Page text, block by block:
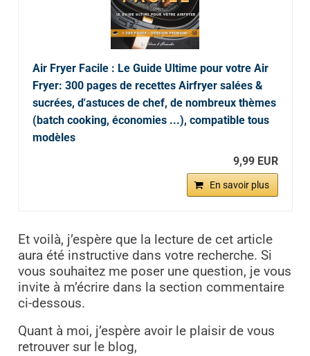
Air Fryer Facile : Le Guide Ultime pour votre Air
Fryer: 300 pages de recettes Airfryer salées &
sucrées, d'astuces de chef, de nombreux thèmes
(batch cooking, économies ...), compatible tous
modèles
9,99 EUR
En savoir plus
Et voilà, j’espère que la lecture de cet article
aura été instructive dans votre recherche. Si
vous souhaitez me poser une question, je vous
invite à m’écrire dans la section commentaire
ci-dessous.
Quant à moi, j’espère avoir le plaisir de vous
retrouver sur le blog,